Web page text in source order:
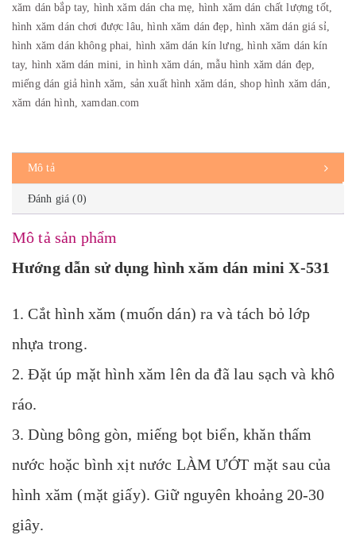
xăm dán bắp tay, hình xăm dán cha mẹ, hình xăm dán chất lượng tốt,
hình xăm dán chơi được lâu,hình xăm dán đẹp, hình xăm dán giá sỉ,
hình xăm dán không phai, hình xăm dán kín lưng,hình xăm dán kín
tay, hình xăm dán mini, in hình xăm dán,mẫu hình xăm dán đẹp,
miếng dán giả hình xăm, sản xuất hình xăm dán,shop hình xăm dán,
xăm dán hình,xamdan.com
Mô tả
Đánh giá (0)
Mô tả sản phẩm
Hướng dẫn sử dụng hình xăm dán mini X-531
1. Cắt hình xăm (muốn dán) ra và tách bỏ lớp
nhựa trong.
2. Đặt úp mặt hình xăm lên da đã lau sạch và khô
ráo.
3. Dùng bông gòn, miếng bọt biển, khăn thấm
nước hoặc bình xịt nước LÀM ƯỚT mặt sau của
hình xăm (mặt giấy). Giữ nguyên khoảng 20-30
giây.